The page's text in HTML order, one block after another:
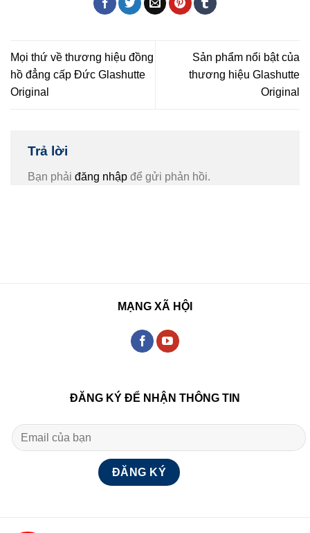
Mọi thứ về thương hiệu đồng
hồ đẳng cấp Đức Glashutte
Original
Sản phẩm nổi bật của
thương hiệu Glashutte
Original
Trả lời
Bạn phải đăng nhập để gửi phản hồi.
MẠNG XÃ HỘI
ĐĂNG KÝ ĐỂ NHẬN THÔNG TIN